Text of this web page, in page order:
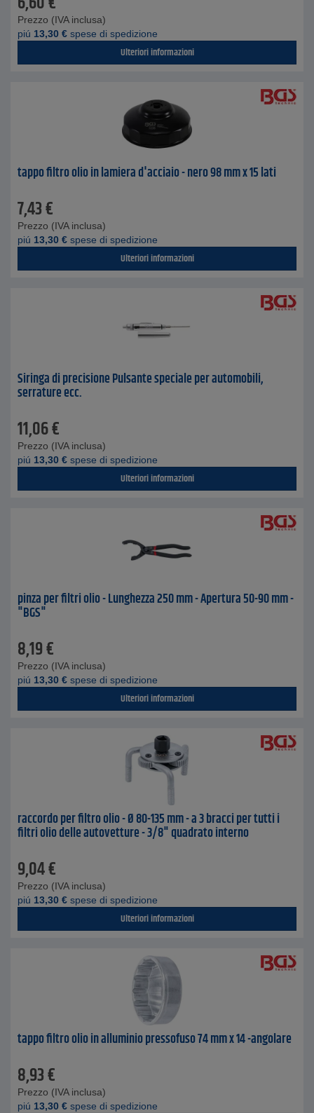
Prezzo (IVA inclusa)
piú 13,30 € spese di spedizione
Ulteriori informazioni
tappo filtro olio in lamiera d'acciaio - nero 98 mm x 15 lati
7,43€
Prezzo (IVA inclusa)
piú 13,30 € spese di spedizione
Ulteriori informazioni
Siringa di precisione Pulsante speciale per automobili,
serrature ecc.
11,06€
Prezzo (IVA inclusa)
piú 13,30 € spese di spedizione
Ulteriori informazioni
pinza per filtri olio - Lunghezza 250 mm - Apertura 50-90 mm -
"BGS"
8,19€
Prezzo (IVA inclusa)
piú 13,30 € spese di spedizione
Ulteriori informazioni
raccordo per filtro olio - Ø 80-135 mm - a 3 bracci per tutti i
filtri olio delle autovetture - 3/8" quadrato interno
9,04€
Prezzo (IVA inclusa)
piú 13,30 € spese di spedizione
Ulteriori informazioni
tappo filtro olio in alluminio pressofuso 74 mm x 14 -angolare
8,93€
Prezzo (IVA inclusa)
piú 13,30 € spese di spedizione